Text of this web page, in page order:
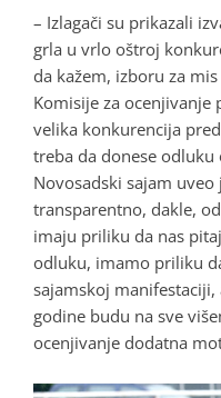
– Izlagači su prikazali
grla u vrlo oštroj
da kažem, izboru za
Komisije za ocenjivanje
velika konkurencija
treba da donese
Novosadski sajam
transparentno, dakle,
imaju priliku da nas
odluku, imamo priliku
sajamskoj
godine budu na sve
ocenjivanje dodatna